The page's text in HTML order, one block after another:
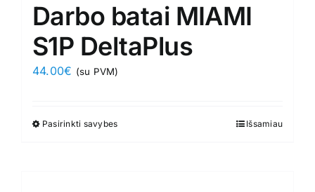
Darbo batai MIAMI
S1P DeltaPlus
44.00€ (su PVM)
Pasirinkti savybesThis
Išsamiau